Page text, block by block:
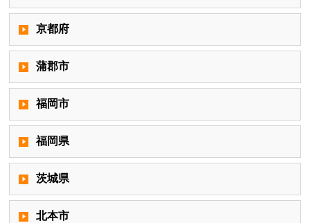
京都府
蒲郡市
福岡市
福岡県
茨城県
北本市